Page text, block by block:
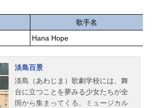
場このみ：髙橋ミナミ福田のり子：
浜崎奈々舞浜歩：戸田めぐみ真壁瑞
希：阿部里果松田亜利沙：村川梨衣
奈：木戸衣...
ーシャイニーカラーズ』の情報はこ
ちら▼
歌手名
Hana Hope
淡島百景
淡島（あわじま）歌劇学校には、舞
台に立つことを夢みる少女たちが全
国から集まってくる。ミュージカル